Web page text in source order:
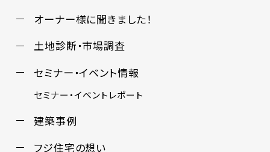
オーナー様に聞きました！
土地診断・市場調査
セミナー・イベント情報
セミナー・イベントレポート
建築事例
フジ住宅の想い